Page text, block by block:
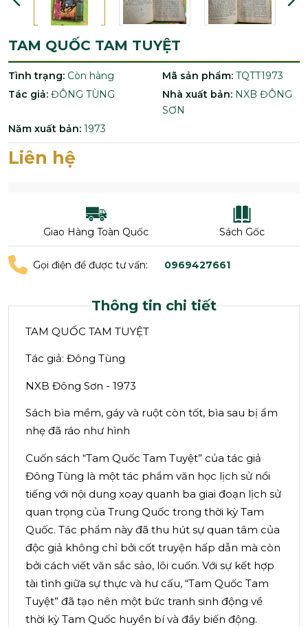
TAM QUỐC TAM TUYỆT
Tình trạng: Còn hàng Mã sản phẩm: TQTT1973
Tác giả: ĐÔNG TÙNG Nhà xuất bản: NXB ĐÔNG
SƠN
Năm xuất bản: 1973
Liên hệ
Giao Hàng Toàn Quốc Sách Gốc
Gọi điện để được tư vấn: 0969427661
Thông tin chi tiết
TAM QUỐC TAM TUYỆT
Tác giả: Đông Tùng
NXB Đông Sơn - 1973
Sách bìa mềm, gáy và ruột còn tốt, bìa sau bị ẩm
nhẹ đã ráo như hình
Cuốn sách “Tam Quốc Tam Tuyệt” của tác giả
Đông Tùng là một tác phẩm văn học lịch sử nổi
tiếng với nội dung xoay quanh ba giai đoạn lịch sử
quan trọng của Trung Quốc trong thời kỳ Tam
Quốc. Tác phẩm này đã thu hút sự quan tâm của
độc giả không chỉ bởi cốt truyện hấp dẫn mà còn
bởi cách viết văn sắc sảo, lôi cuốn. Với sự kết hợp
tài tình giữa sự thực và hư cấu, “Tam Quốc Tam
Tuyệt” đã tạo nên một bức tranh sinh động về
thời kỳ Tam Quốc huyền bí và đầy biến động.